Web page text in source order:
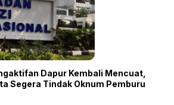
Dapur Kembali Mencuat,
Segera Tindak Oknum Pemburu